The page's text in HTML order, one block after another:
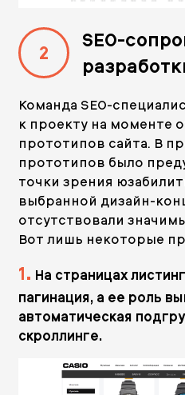
2
SEO-
Команда SEO-
к проекту на моменте
прототипов сайта. В
прототипов было
точки зрения
выбранной дизайн-
отсутствовали
Вот лишь некоторые
1. На страницах
пагинация, а ее роль
автоматическая
скроллинге.